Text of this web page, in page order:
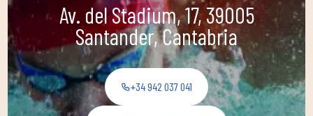
Av. del Stadium, 17, 39005
Santander, Cantabria
+34 942 037 041